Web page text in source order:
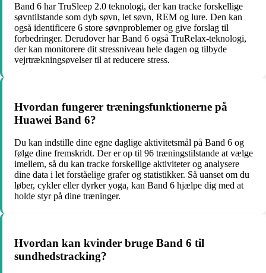
Band 6 har TruSleep 2.0 teknologi, der kan tracke forskellige
søvntilstande som dyb søvn, let søvn, REM og lure. Den kan
også identificere 6 store søvnproblemer og give forslag til
forbedringer. Derudover har Band 6 også TruRelax-teknologi,
der kan monitorere dit stressniveau hele dagen og tilbyde
vejrtrækningsøvelser til at reducere stress.
Hvordan fungerer træningsfunktionerne på
Huawei Band 6?
Du kan indstille dine egne daglige aktivitetsmål på Band 6 og
følge dine fremskridt. Der er op til 96 træningstilstande at vælge
imellem, så du kan tracke forskellige aktiviteter og analysere
dine data i let forståelige grafer og statistikker. Så uanset om du
løber, cykler eller dyrker yoga, kan Band 6 hjælpe dig med at
holde styr på dine træninger.
Hvordan kan kvinder bruge Band 6 til
sundhedstracking?